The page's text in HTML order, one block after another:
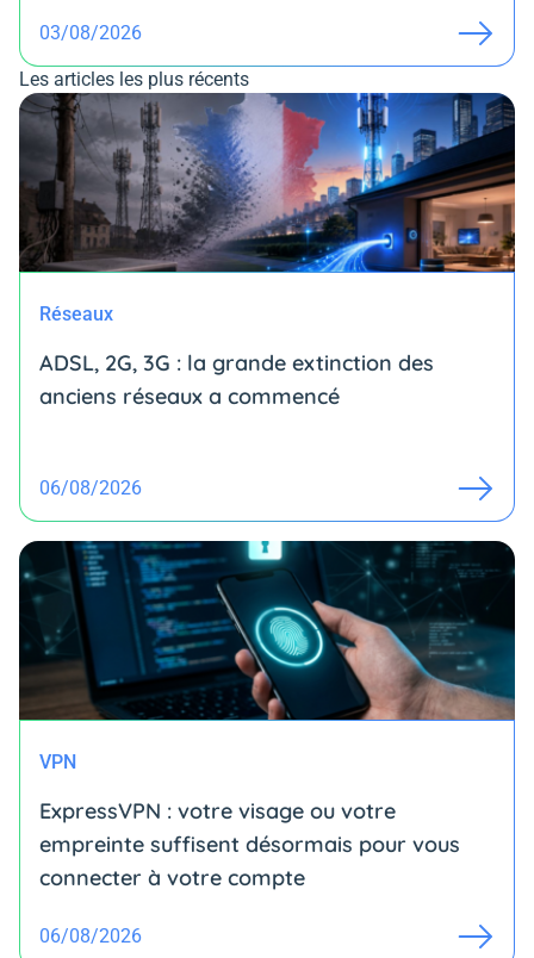
03/08/2026
Les articles les plus récents
Réseaux
ADSL, 2G, 3G : la grande extinction des
anciens réseaux a commencé
06/08/2026
VPN
ExpressVPN : votre visage ou votre
empreinte suffisent désormais pour vous
connecter à votre compte
06/08/2026